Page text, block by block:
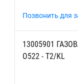
Позвонить для
13005901
O522 - T2/KL